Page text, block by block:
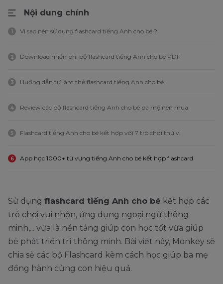
Nội dung chính
1 Vì sao nên sử dụng flashcard tiếng Anh cho bé ?
2 Download miễn phí bộ flashcard tiếng Anh cho bé PDF
3 Hướng dẫn tự làm thẻ flashcard tiếng Anh cho bé
4 Review các bộ flashcard tiếng Anh cho bé ba mẹ nên mua
5 Flashcard tiếng Anh cho bé kết hợp với 7 trò chơi thú vị
6 App học 1000+ từ vựng tiếng Anh cho bé kết hợp flashcard
Sử dụng flashcard tiếng Anh cho bé kết hợp các
trò chơi vui nhộn, ứng dụng ngoại ngữ thông
minh,... vừa là nền tảng giúp con học tốt vừa giúp
bé phát triển trí thông minh. Bài viết này, Monkey sẽ
chia sẻ các bộ Flashcard kèm cách học giúp ba mẹ
đồng hành cùng con hiệu quả.